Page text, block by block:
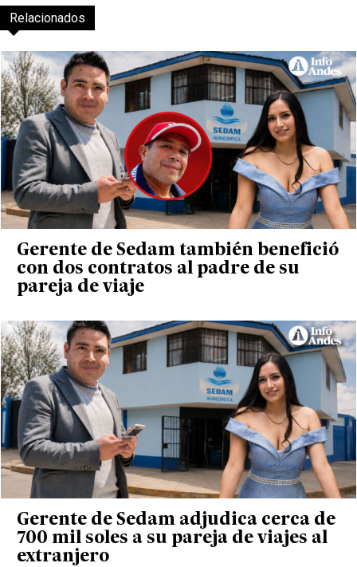
Relacionados
Gerente de Sedam también benefició
con dos contratos al padre de su
pareja de viaje
Gerente de Sedam adjudica cerca de
700 mil soles a su pareja de viajes al
extranjero